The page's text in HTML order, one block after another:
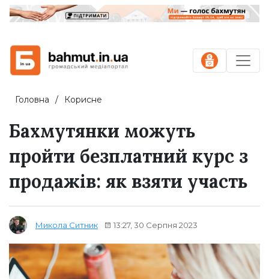
Головна Корисне
Бахмутянки можуть
пройти безплатний курс з
продажів: як взяти участь
Микола Ситник 13:27, 30 Серпня 2023